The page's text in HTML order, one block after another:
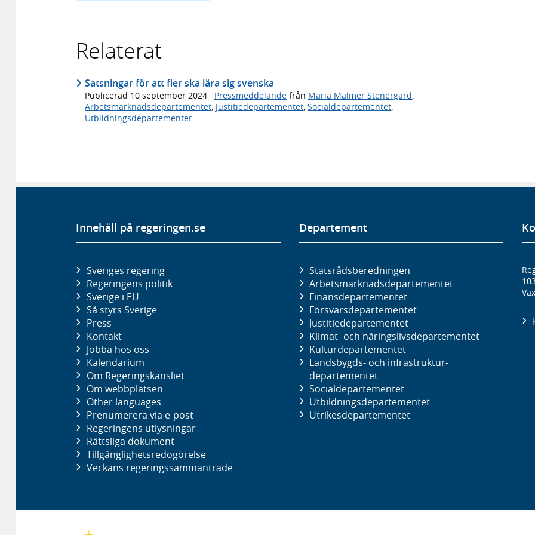
Relaterat
Satsningar för att fler ska lära sig svenska
Publicerad 10 september 2024 · Pressmeddelande från Maria Malmer Stenergard,
Arbetsmarknadsdepartementet, Justitiedepartementet, Socialdepartementet,
Utbildningsdepartementet
Innehåll på regeringen.se
Sveriges regering
Regeringens politik
Sverige i EU
Så styrs Sverige
Press
Kontakt
Jobba hos oss
Kalendarium
Om Regeringskansliet
Om webbplatsen
Other languages
Prenumerera via e-post
Regeringens utlysningar
Rättsliga dokument
Tillgänglighetsredogörelse
Veckans regeringssammanträde
Departement
Statsrådsberedningen
Arbetsmarknads­departementet
Finans­departementet
Försvars­departementet
Justitie­departementet
Klimat- och näringslivs­departementet
Kultur­departementet
Landsbygds- och infrastruktur­
departementet
Social­departementet
Utbildnings­departementet
Utrikes­departementet